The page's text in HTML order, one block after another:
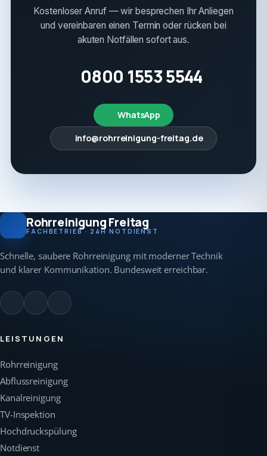
Kostenloser Anruf — wir besprechen Ihr Anliegen
und vereinbaren einen Termin oder rücken bei
akuten Notfällen sofort aus.
0800 1553 5544
WhatsApp
info@rohrreinigung-freitag.de
Rohrreinigung Freitag
FACHBETRIEB · 24H NOTDIENST
Schnelle, saubere Rohrreinigung mit moderner Technik
und klarer Kommunikation. Bundesweit erreichbar.
LEISTUNGEN
Rohrreinigung
Abflussreinigung
Kanalreinigung
TV-Inspektion
Hochdruckspülung
Notdienst